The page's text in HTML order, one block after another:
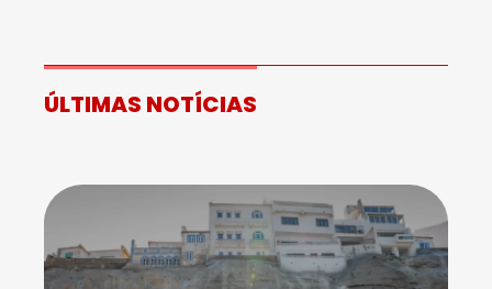
ÚLTIMAS NOTÍCIAS